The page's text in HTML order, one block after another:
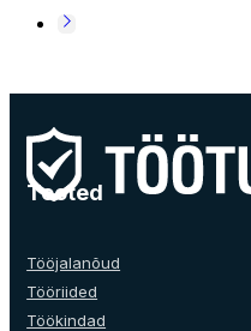
Tooted
Tööjalanõud
Tööriided
Töökindad